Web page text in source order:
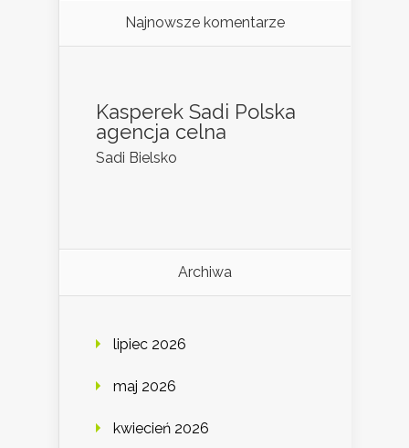
Najnowsze komentarze
Kasperek Sadi Polska
agencja celna
Sadi Bielsko
Archiwa
lipiec 2026
maj 2026
kwiecień 2026